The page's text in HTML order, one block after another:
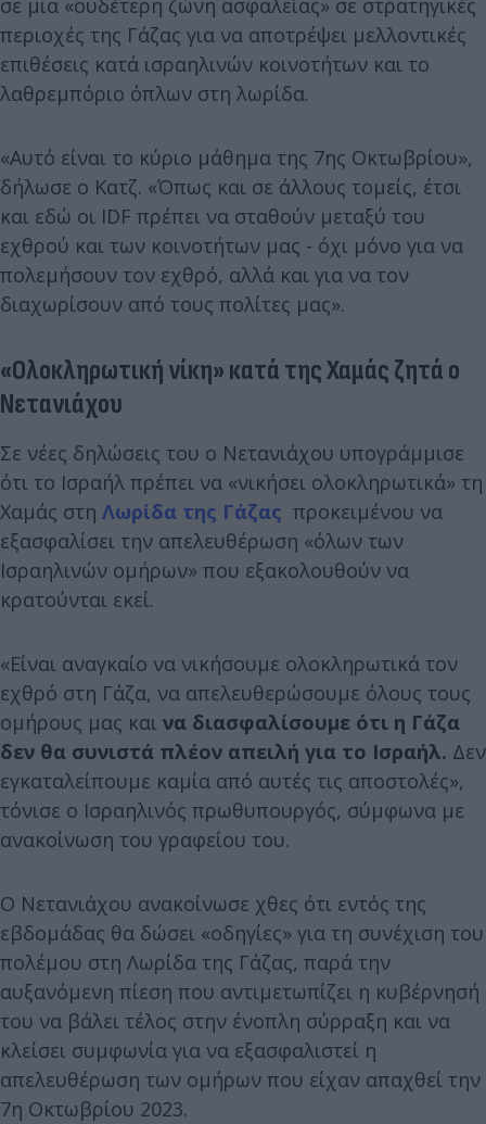
περιοχές της Γάζας για να αποτρέψει μελλοντικές
επιθέσεις κατά ισραηλινών κοινοτήτων και το
λαθρεμπόριο όπλων στη λωρίδα.
«Αυτό είναι το κύριο μάθημα της 7ης Οκτωβρίου»,
δήλωσε ο Κατζ. «Όπως και σε άλλους τομείς, έτσι
και εδώ οι IDF πρέπει να σταθούν μεταξύ του
εχθρού και των κοινοτήτων μας - όχι μόνο για να
πολεμήσουν τον εχθρό, αλλά και για να τον
διαχωρίσουν από τους πολίτες μας».
«Ολοκληρωτική νίκη» κατά της Χαμάς ζητά ο
Νετανιάχου
Σε νέες δηλώσεις του ο Νετανιάχου υπογράμμισε
ότι το Ισραήλ πρέπει να «νικήσει ολοκληρωτικά» τη
Χαμάς στη Λωρίδα της Γάζας προκειμένου να
εξασφαλίσει την απελευθέρωση «όλων των
Ισραηλινών ομήρων» που εξακολουθούν να
κρατούνται εκεί.
«Είναι αναγκαίο να νικήσουμε ολοκληρωτικά τον
εχθρό στη Γάζα, να απελευθερώσουμε όλους τους
ομήρους μας και να διασφαλίσουμε ότι η Γάζα
δεν θα συνιστά πλέον απειλή για το Ισραήλ. Δεν
εγκαταλείπουμε καμία από αυτές τις αποστολές»,
τόνισε ο Ισραηλινός πρωθυπουργός, σύμφωνα με
ανακοίνωση του γραφείου του.
Ο Νετανιάχου ανακοίνωσε χθες ότι εντός της
εβδομάδας θα δώσει «οδηγίες» για τη συνέχιση του
πολέμου στη Λωρίδα της Γάζας, παρά την
αυξανόμενη πίεση που αντιμετωπίζει η κυβέρνησή
του να βάλει τέλος στην ένοπλη σύρραξη και να
κλείσει συμφωνία για να εξασφαλιστεί η
απελευθέρωση των ομήρων που είχαν απαχθεί την
7η Οκτωβρίου 2023.